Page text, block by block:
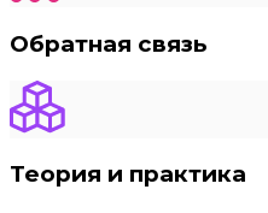
Обратная связь
Теория и практика